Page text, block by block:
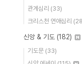
관계심리 (33)
크리스천 연애심리
신앙 & 기도 (182)
기도문 (33)